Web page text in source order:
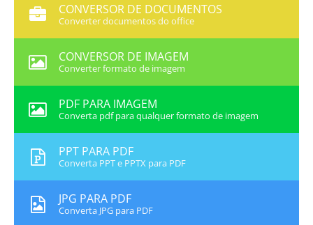
CONVERSOR DE DOCUMENTOS
Converter documentos do office
CONVERSOR DE IMAGEM
Converter formato de imagem
PDF PARA IMAGEM
Converta pdf para qualquer formato de imagem
PPT PARA PDF
Converta PPT e PPTX para PDF
JPG PARA PDF
Converta JPG para PDF